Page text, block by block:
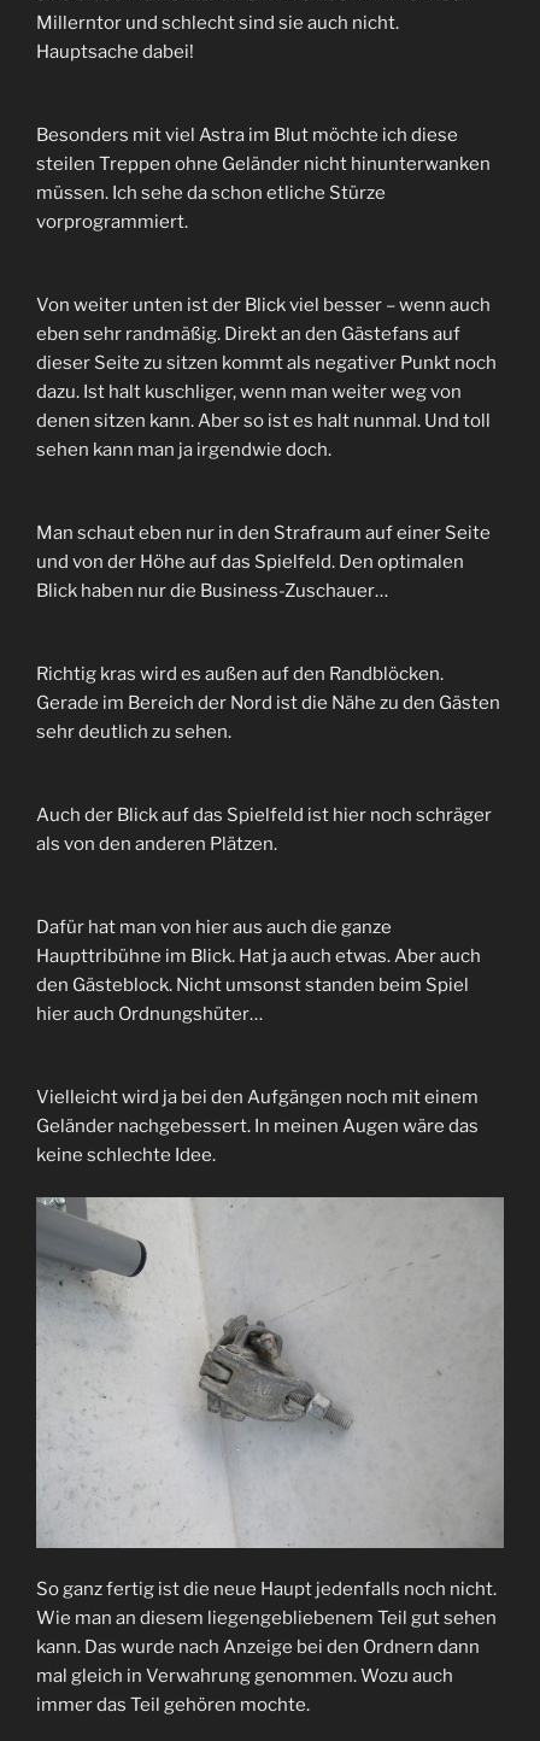
Millerntor und schlecht sind sie auch nicht.
Hauptsache dabei!
Besonders mit viel Astra im Blut möchte ich diese
steilen Treppen ohne Geländer nicht hinunterwanken
müssen. Ich sehe da schon etliche Stürze
vorprogrammiert.
Von weiter unten ist der Blick viel besser – wenn auch
eben sehr randmäßig. Direkt an den Gästefans auf
dieser Seite zu sitzen kommt als negativer Punkt noch
dazu. Ist halt kuschliger, wenn man weiter weg von
denen sitzen kann. Aber so ist es halt nunmal. Und toll
sehen kann man ja irgendwie doch.
Man schaut eben nur in den Strafraum auf einer Seite
und von der Höhe auf das Spielfeld. Den optimalen
Blick haben nur die Business-Zuschauer…
Richtig kras wird es außen auf den Randblöcken.
Gerade im Bereich der Nord ist die Nähe zu den Gästen
sehr deutlich zu sehen.
Auch der Blick auf das Spielfeld ist hier noch schräger
als von den anderen Plätzen.
Dafür hat man von hier aus auch die ganze
Haupttribühne im Blick. Hat ja auch etwas. Aber auch
den Gästeblock. Nicht umsonst standen beim Spiel
hier auch Ordnungshüter…
Vielleicht wird ja bei den Aufgängen noch mit einem
Geländer nachgebessert. In meinen Augen wäre das
keine schlechte Idee.
So ganz fertig ist die neue Haupt jedenfalls noch nicht.
Wie man an diesem liegengebliebenem Teil gut sehen
kann. Das wurde nach Anzeige bei den Ordnern dann
mal gleich in Verwahrung genommen. Wozu auch
immer das Teil gehören mochte.